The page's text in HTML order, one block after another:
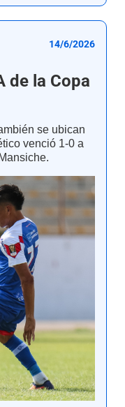
14/6/2026
de la Copa
se ubican
venció 1-0 a